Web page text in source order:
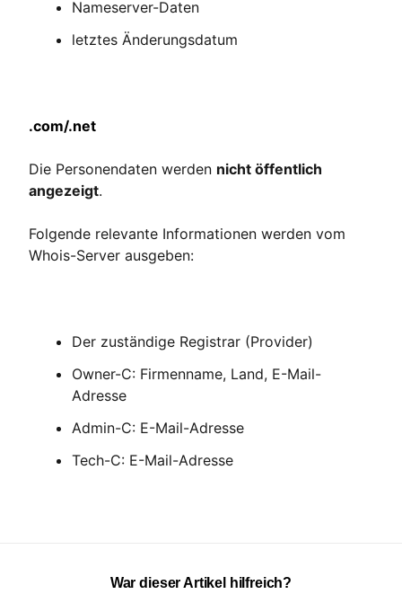
Nameserver-Daten
letztes Änderungsdatum
.com/.net
Die Personendaten werden nicht öffentlich
angezeigt.
Folgende relevante Informationen werden vom
Whois-Server ausgeben:
Der zuständige Registrar (Provider)
Owner-C: Firmenname, Land, E-Mail-
Adresse
Admin-C: E-Mail-Adresse
Tech-C: E-Mail-Adresse
War dieser Artikel hilfreich?